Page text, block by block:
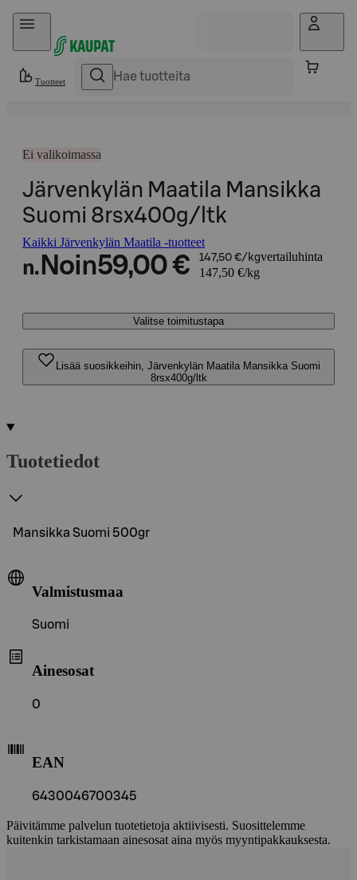
Hyppää sisältöön
Tuotteet
Ei valikoimassa
Järvenkylän Maatila Mansikka
Suomi 8rsx400g/ltk
Kaikki Järvenkylän Maatila -tuotteet
n. Noin59,00 € 147,50 €/kgvertailuhinta
147,50 €/kg
Valitse toimitustapa
Lisää suosikkeihin, Järvenkylän Maatila Mansikka Suomi
8rsx400g/ltk
Tuotetiedot
Mansikka Suomi 500gr
Valmistusmaa
Suomi
Ainesosat
0
EAN
6430046700345
Päivitämme palvelun tuotetietoja aktiivisesti. Suosittelemme
kuitenkin tarkistamaan ainesosat aina myös myyntipakkauksesta.